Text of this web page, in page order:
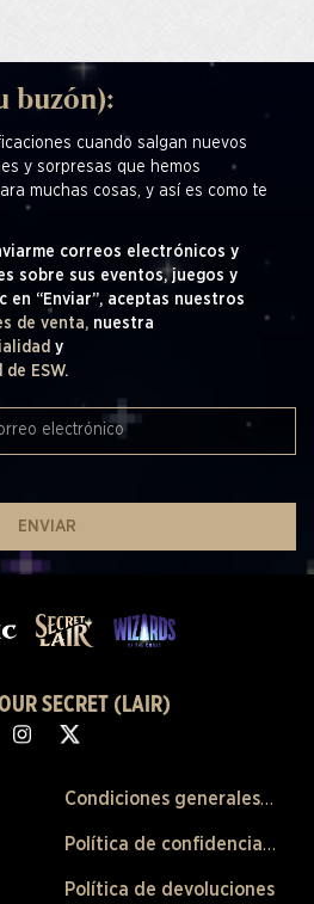
buzón):
cuando salgan nuevos
y sorpresas que hemos
muchas cosas, y así es como te
correos electrónicos y
sobre sus eventos, juegos y
en “Enviar”, aceptas nuestros
de venta, nuestra
y
ESW.
ENVIAR
SECRET (LAIR)
Condiciones generales de venta
Política de confidencialidad
Política de devoluciones